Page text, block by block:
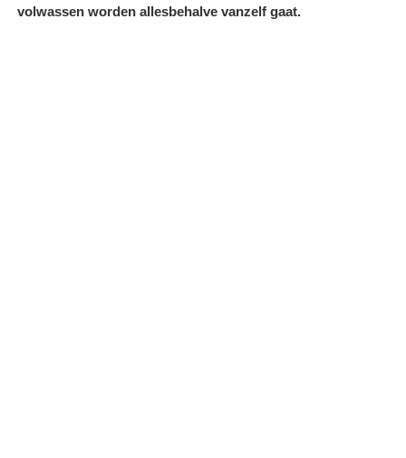
volwassen worden allesbehalve vanzelf gaat.